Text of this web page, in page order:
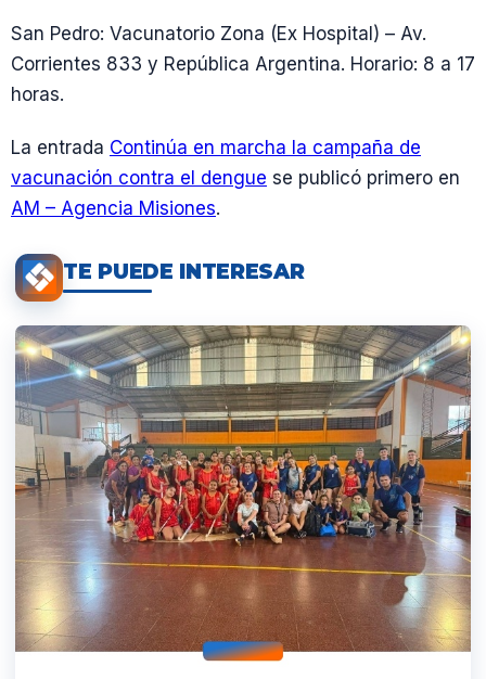
San Pedro: Vacunatorio Zona (Ex Hospital) – Av.
Corrientes 833 y República Argentina. Horario: 8 a 17
horas.
La entrada Continúa en marcha la campaña de
vacunación contra el dengue se publicó primero en
AM – Agencia Misiones.
TE PUEDE INTERESAR